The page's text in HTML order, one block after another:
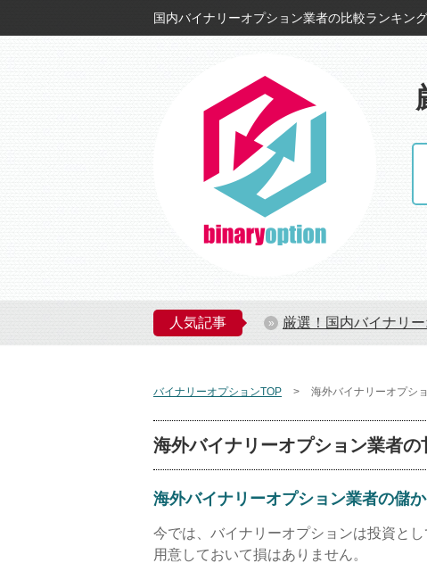
国内バイナリーオプション業者の比較ランキン
人気記事 厳選！国内バイナリ
バイナリーオプションTOP 海外バイナリーオプシ
海外バイナリーオプション業者
海外バイナリーオプション業者の儲
今では、バイナリーオプションは投資と
用意しておいて損はありません。